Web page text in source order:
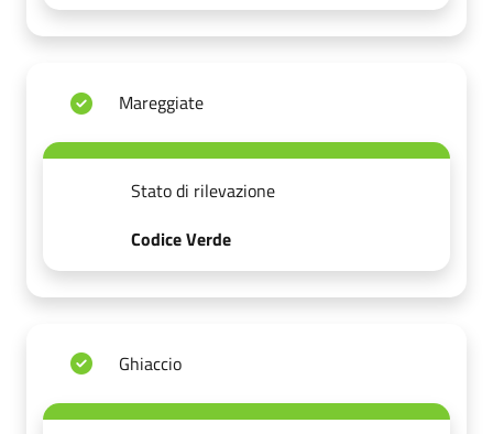
Mareggiate
Stato di rilevazione
Codice Verde
Ghiaccio